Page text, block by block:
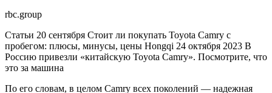
rbc.group
Статьи 20 сентября Стоит ли покупать Toyota Camry с
пробегом: плюсы, минусы, цены Hongqi 24 октября 2023 В
Россию привезли «китайскую Toyota Camry». Посмотрите, что
это за машина
По его словам, в целом Camry всех поколений — надежная